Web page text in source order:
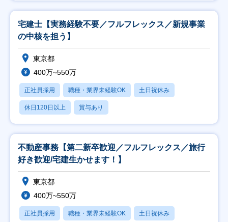
宅建士【実務経験不要／フルフレックス／新規事業
の中核を担う】
東京都
400万~550万
正社員採用 職種・業界未経験OK 土日祝休み
休日120日以上 賞与あり
不動産事務【第二新卒歓迎／フルフレックス／旅行
好き歓迎/宅建生かせます！】
東京都
400万~550万
正社員採用 職種・業界未経験OK 土日祝休み